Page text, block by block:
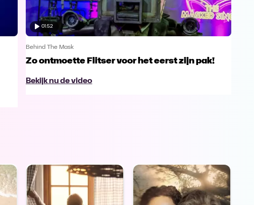
01:52
Behind The Mask
Zo ontmoette Flitser voor het eerst zijn pak!
Bekijk nu de video